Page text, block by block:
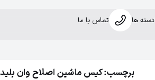
دسته ها تماس با ما
برچسب: کیس ماشین اصلاح وان بلید